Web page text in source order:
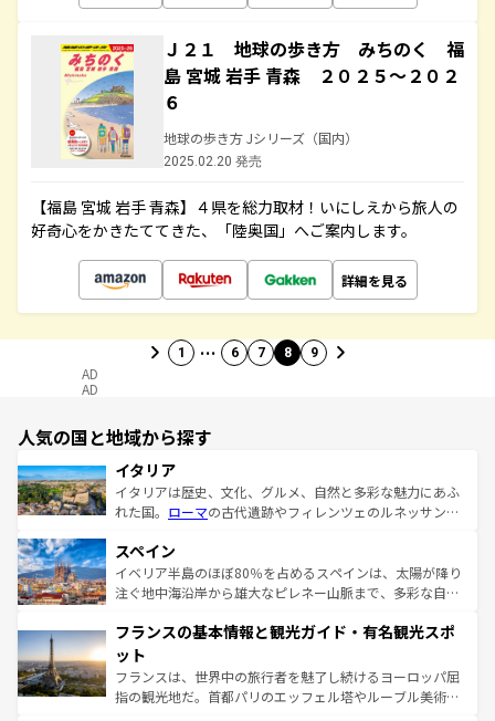
Ｊ２１ 地球の歩き方 みちのく 福
島 宮城 岩手 青森 ２０２５～２０２
６
地球の歩き方 Jシリーズ（国内）
2025.02.20 発売
【福島 宮城 岩手 青森】４県を総力取材！いにしえから旅人の
好奇心をかきたててきた、「陸奥国」へご案内します。
詳細を見る
1 … 6 7 8 9
AD
AD
人気の国と地域から探す
イタリア
イタリアは歴史、文化、グルメ、自然と多彩な魅力にあふ
れた国。 ローマの古代遺跡やフィレンツェのルネッサンス
ろん、トスカーナの美しい田園風景やアマルフィ海岸の絶
景など、自然景観も見逃せない。観光の合間には、本場の
ピザやパスタなど、絶品のイタリア料理を堪能することも
ませてくれるイタリアで、忘れられない旅をしてみよう！
なお、新着のイタリア情報は
しい。
スペイン
イベリア半島のほぼ80％を占めるスペインは、太陽が降り
注ぐ地中海沿岸から雄大なピレネー山脈まで、多彩な自然
文化が根付くこの国では、情熱的なフラメンコ、熱気あふ
れる闘牛、そして美味しいタパスが生活の一部となってい
る。首都マドリードの洗練された雰囲気や、バルセロナの
アートに溢れた街角から、地方では古代ローマ遺跡や中世
フランスの基本情報と観光ガイド・有名観光スポ
ット
フランスは、世界中の旅行者を魅了し続けるヨーロッパ屈
指の観光地だ。首都パリのエッフェル塔やルーブル美術館